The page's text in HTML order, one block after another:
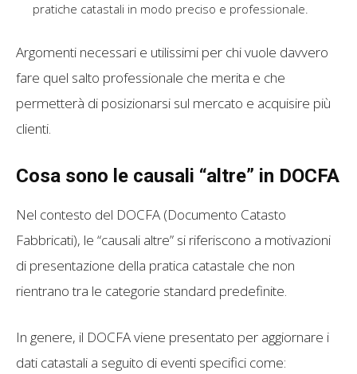
pratiche catastali in modo preciso e professionale.
Argomenti necessari e utilissimi per chi vuole davvero
fare quel salto professionale che merita e che
permetterà di posizionarsi sul mercato e acquisire più
clienti.
Cosa sono le causali “altre” in DOCFA
Nel contesto del DOCFA (Documento Catasto
Fabbricati), le “causali altre” si riferiscono a motivazioni
di presentazione della pratica catastale che non
rientrano tra le categorie standard predefinite.
In genere, il DOCFA viene presentato per aggiornare i
dati catastali a seguito di eventi specifici come: